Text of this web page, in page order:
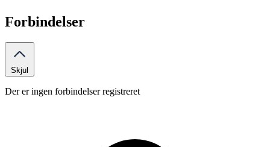
Forbindelser
Skjul
Der er ingen forbindelser registreret